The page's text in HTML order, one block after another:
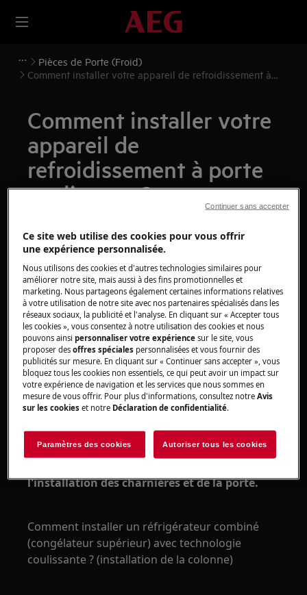
Pièces de Porte (Froid)
Comment installer votre appareil de refroidissement à
Comment installer votre
appareil de
refroidissement à porte
coulissante?
Solution
Avant toute opération de maintenance, éteignez
l'appareil et débranchez la fiche secteur de laprise.
Faites toujours attention lorsque vous déplacez des
appareils, pour les appareils lourds, il faut deux
personnes pour le déplacer.
Utilisez toujours des gants de sécurité et des
chaussures fermées.
Veuillez noter que l'auto-réparation ou la réparation
la sécurité si elle n'est pas effectuée correctement.
l'installation des charnières et de la porte.
Comment installer un réfrigérateur combiné
(congélateur supérieur) avec technologie
coulissante ? (installation de la colonne)
Ce site web utilise des cookies pour vous offrir
une expérience personnalisée.
Nous utilisons des cookies et d'autres technologies similaires pour
améliorer notre site, mais aussi à des fins promotionnelles et
marketing. Nous partageons également certaines informations relatives
à votre utilisation de notre site avec nos partenaires spécialisés dans les
réseaux sociaux, la publicité et l'analyse. En cliquant sur « Accepter tous
les cookies », vous consentez à notre utilisation des cookies et nous
pouvons ainsipersonnaliser votre expériencesur le site, vous
proposer desoffres spéciales personnalisées et vous fournir des
publicités sur mesure. En cliquant sur « Continuer sans accepter », vous
bloquez tous les cookies non essentiels, ce qui peut avoir un impact sur
votre expérience de navigation et les services que nous sommes en
mesure de vous offrir. Pour plus d'informations, consultez notreAvis
sur les cookies et notre Déclaration de confidentialité.
Paramètres des cookies Autoriser tous les cookies
Continuer sans accepter